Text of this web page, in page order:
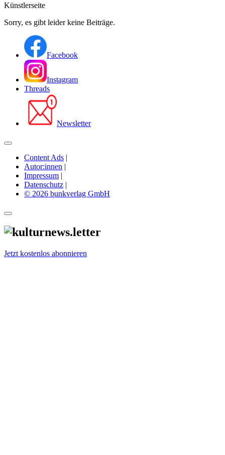
Künstlerseite
Sorry, es gibt leider keine Beiträge.
Facebook
Instagram
Threads
Newsletter
Content Ads |
Autor:innen |
Impressum |
Datenschutz |
© 2026 bunkverlag GmbH
Jetzt kostenlos abonnieren